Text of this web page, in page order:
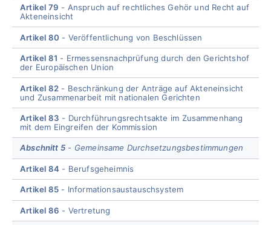
Artikel 79
Anspruch auf rechtliches Gehör und Recht auf
Akteneinsicht
Artikel 80 Veröffentlichung von Beschlüssen
Artikel 81
Ermessensnachprüfung durch den Gerichtshof
der Europäischen Union
Artikel 82
Beschränkung der Anträge auf Akteneinsicht
und Zusammenarbeit mit nationalen Gerichten
Artikel 83
Durchführungsrechtsakte im Zusammenhang
mit dem Eingreifen der Kommission
Abschnitt 5 Gemeinsame Durchsetzungsbestimmungen
Artikel 84 Berufsgeheimnis
Artikel 85 Informationsaustauschsystem
Artikel 86 Vertretung